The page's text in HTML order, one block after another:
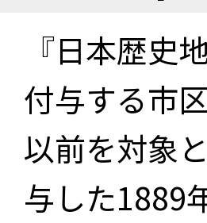
『日本歴史
付与する市
以前を対象
与した1889